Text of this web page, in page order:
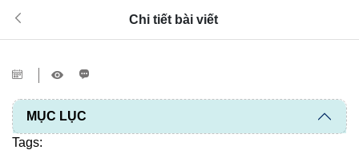
Chi tiết bài viết
MỤC LỤC
Tags: